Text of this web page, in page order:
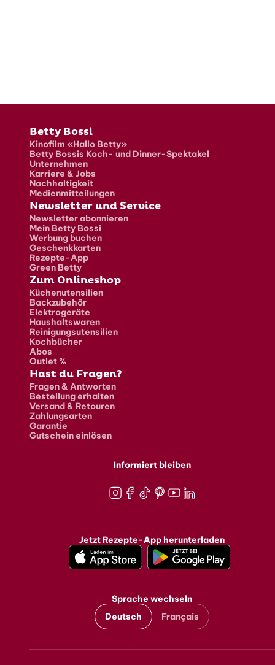
Fusszeile
Betty Bossi
Kinofilm «Hallo Betty»
Betty Bossis Koch- und Dinner-Spektakel
Unternehmen
Karriere & Jobs
Nachhaltigkeit
Medienmitteilungen
Newsletter und Service
Newsletter abonnieren
Mein Betty Bossi
Werbung buchen
Geschenkkarten
Rezepte-App
Green Betty
Zum Onlineshop
Küchenutensilien
Backzubehör
Elektrogeräte
Haushaltswaren
Reinigungsutensilien
Kochbücher
Abos
Outlet %
Hast du Fragen?
Fragen & Antworten
Bestellung erhalten
Versand & Retouren
Zahlungsarten
Garantie
Gutschein einlösen
Informiert bleiben
Jetzt Rezepte-App herunterladen
Sprache wechseln
Deutsch
Français